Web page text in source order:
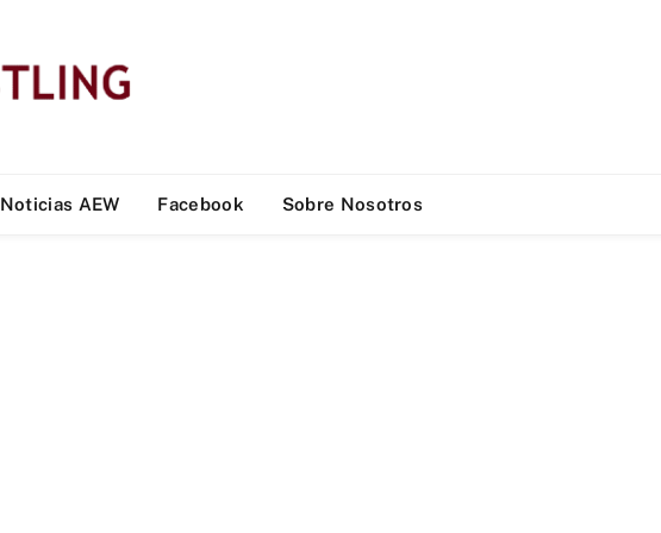
Noticias AEW Facebook Sobre Nosotros